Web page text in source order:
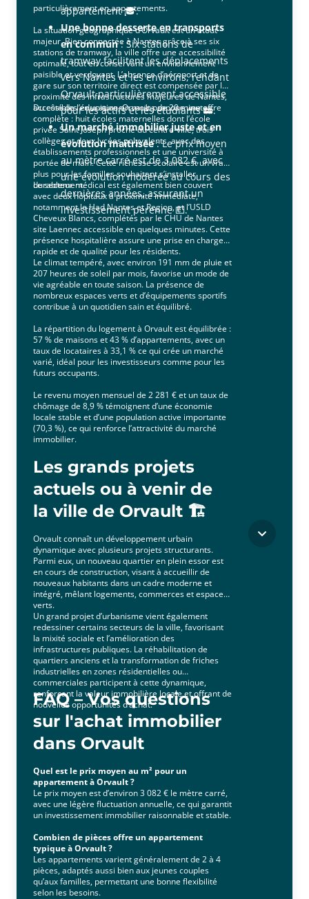
appartement 🎓.
Une bonne desserte en transports
en commun: Six stations de
tramway facilitent les déplacements
vers Nantes et les environs, rendant
Orvault particulièrement accessible
pour les actifs et les étudiants 🚋.
Un marché immobilier juste et en
évolution maîtrisée: Le prix moyen
au mètre carré est de 3 082 €, avec
une évolution modérée au cours des
dernières années, assurant un
investissement pérenne 💶.
particulièrement en appartements.
La situation géographique d’Orvault est un atout
majeur. Bien connectée à Nantes grâce à ses six
stations de tramway, la ville offre une accessibilité
optimale, tout en conservant un environnement
paisible et verdoyant. L’absence d’aéroport et de
gare sur son territoire direct est compensée par la
proximité des infrastructures majeures de Nantes,
accessibles en voiture en moins de 20 minutes.
Du côté de l’éducation, Orvault propose une offre
complète : huit écoles maternelles dont l’école
privée Saint Joseph proche du centre-ville, trois
collèges et deux lycées polyvalents, avec des
établissements professionnels et une université à
portée de main. Cette richesse scolaire est un vrai
plus pour les familles souhaitant s’installer
durablement.
Le secteur médical est également bien couvert
avec deux hôpitaux à proximité immédiate,
notamment le Had Nantes et Region, et l’USLD
Cheveux Blancs, complétés par le CHU de Nantes
site Laennec accessible en quelques minutes. Cette
présence hospitalière assure une prise en charge
rapide et de qualité pour les résidents.
Le climat tempéré, avec environ 191 mm de pluie et
207 heures de soleil par mois, favorise un mode de
vie agréable en toute saison. La présence de
nombreux espaces verts et d’équipements sportifs
contribue à un quotidien sain et équilibré.
La répartition du logement à Orvault est équilibrée :
57 % de maisons et 43 % d’appartements, avec un
taux de locataires à 33,1 % ce qui crée un marché
varié, idéal pour les investisseurs comme pour les
futurs occupants.
Le revenu moyen mensuel de 2 281 € et un taux de
chômage de 8,9 % témoignent d’une économie
locale stable et d’une population active importante
(70,3 %), ce qui renforce l’attractivité du marché
immobilier.
Les grands projets
actuels ou à venir de
la ville de Orvault 🏗️
Orvault connaît un développement urbain
dynamique avec plusieurs projets structurants.
Parmi eux, un nouveau quartier en plein essor est
en cours de construction, visant à accueillir de
nouveaux habitants dans un cadre moderne et
intégré, mêlant logements, commerces et espaces
verts.
Un grand projet d’urbanisme vient également
redessiner certains secteurs de la ville, favorisant
la mixité sociale et l’amélioration des
infrastructures publiques. La réhabilitation de
quartiers anciens et la transformation de friches
industrielles en zones résidentielles ou
commerciales participent à cette dynamique,
renforçant la valeur immobilière locale et offrant de
nouvelles opportunités d’achat.
FAQ – Vos questions
sur l'achat immobilier
dans Orvault
Quel est le prix moyen au m² pour un
appartement à Orvault ?
Le prix moyen est d’environ 3 082 € le mètre carré,
avec une légère fluctuation annuelle, ce qui garantit
un investissement immobilier raisonnable et stable.
Combien de pièces offre un appartement
typique à Orvault ?
Les appartements varient généralement de 2 à 4
pièces, adaptés aussi bien aux jeunes couples
qu’aux familles, permettant une bonne flexibilité
selon les besoins.